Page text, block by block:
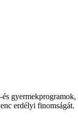
erdélyi finomságát.